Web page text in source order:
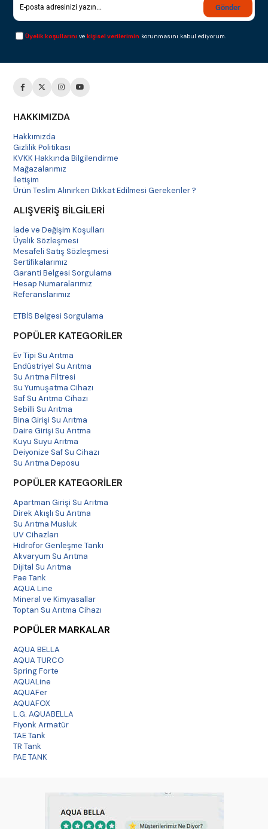
🏠 Evsel + Teknik Kullanım
📑 Kategori Özeti
⚙️ Ürün Grupları 📍 Nerede Kullanılır?
🛡️ Avantajlar
Pompa ve adaptör ürünleri ne işe yarar?
Düşük Basıncı Destekler
Pompa ürünleri, düşük şebeke basıncı olan hatlarda
membrana daha uygun çalışma basıncı sağlamaya yardımcı
Cihaza Doğru Enerji Beslemesi Sağlar
24V DC adaptörler ve uyumlu trafo çözümleri, pompa ve
sistem bileşenlerinin güvenli çalışmasına destek verir.
Arızalı Parçaların Yerine Kullanılır
yenilenmesi için yedek parça çözümü sunar.
Pompa kitleri, pompasız çalışan bazı cihazları daha verimli
300 GPD ve 500 GPD gibi direkt akışlı cihazlarda uygun
adaptör seçimi sistem kararlılığı açısından önemlidir.
Basınç Kontrolü Sağlar
Gönder
Üyelik koşullarını vekişisel verilerimin korunmasını kabul ediyorum.
HAKKIMIZDA
Hakkımızda
Gizlilik Politikası
KVKK Hakkında Bilgilendirme
Mağazalarımız
İletişim
Ürün Teslim Alınırken Dikkat Edilmesi Gerekenler ?
ALIŞVERİŞ BİLGİLERİ
İade ve Değişim Koşulları
Üyelik Sözleşmesi
Mesafeli Satış Sözleşmesi
Sertifikalarımız
Garanti Belgesi Sorgulama
Hesap Numaralarımız
Referanslarımız
ETBİS Belgesi Sorgulama
POPÜLER KATEGORİLER
Ev Tipi Su Arıtma
Endüstriyel Su Arıtma
Su Arıtma Filtresi
Su Yumuşatma Cihazı
Saf Su Arıtma Cihazı
Sebilli Su Arıtma
Bina Girişi Su Arıtma
Daire Girişi Su Arıtma
Kuyu Suyu Arıtma
Deiyonize Saf Su Cihazı
Su Arıtma Deposu
POPÜLER KATEGORİLER
Apartman Girişi Su Arıtma
Direk Akışlı Su Arıtma
Su Arıtma Musluk
UV Cihazları
Hidrofor Genleşme Tankı
Akvaryum Su Arıtma
Dijital Su Arıtma
Pae Tank
AQUA Line
Mineral ve Kimyasallar
Toptan Su Arıtma Cihazı
POPÜLER MARKALAR
AQUA BELLA
AQUA TURCO
Spring Forte
AQUALine
AQUAFer
AQUAFOX
L.G. AQUABELLA
Fiyonk Armatür
TAE Tank
TR Tank
PAE TANK